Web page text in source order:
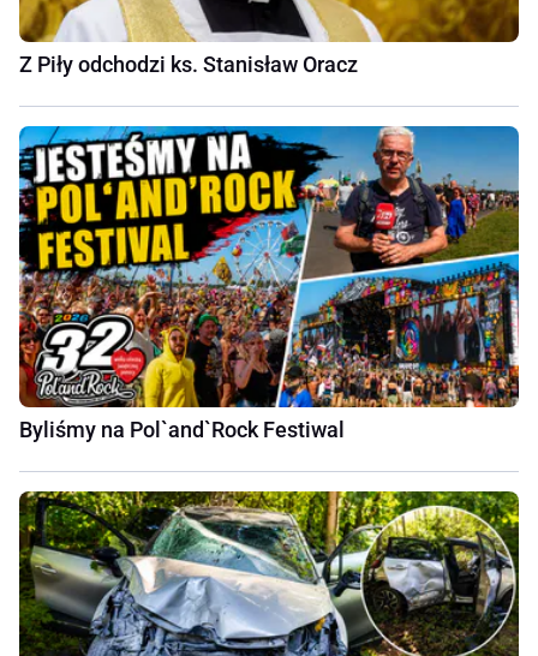
Z Piły odchodzi ks. Stanisław Oracz
Byliśmy na Pol`and`Rock Festiwal